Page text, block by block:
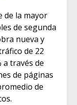
de la mayor
de segunda
nueva y
de 22
a través de
de páginas
de